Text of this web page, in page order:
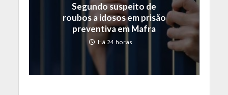
Segundo suspeito de
roubos a idosos em prisão
preventiva em Mafra
Há 24 horas